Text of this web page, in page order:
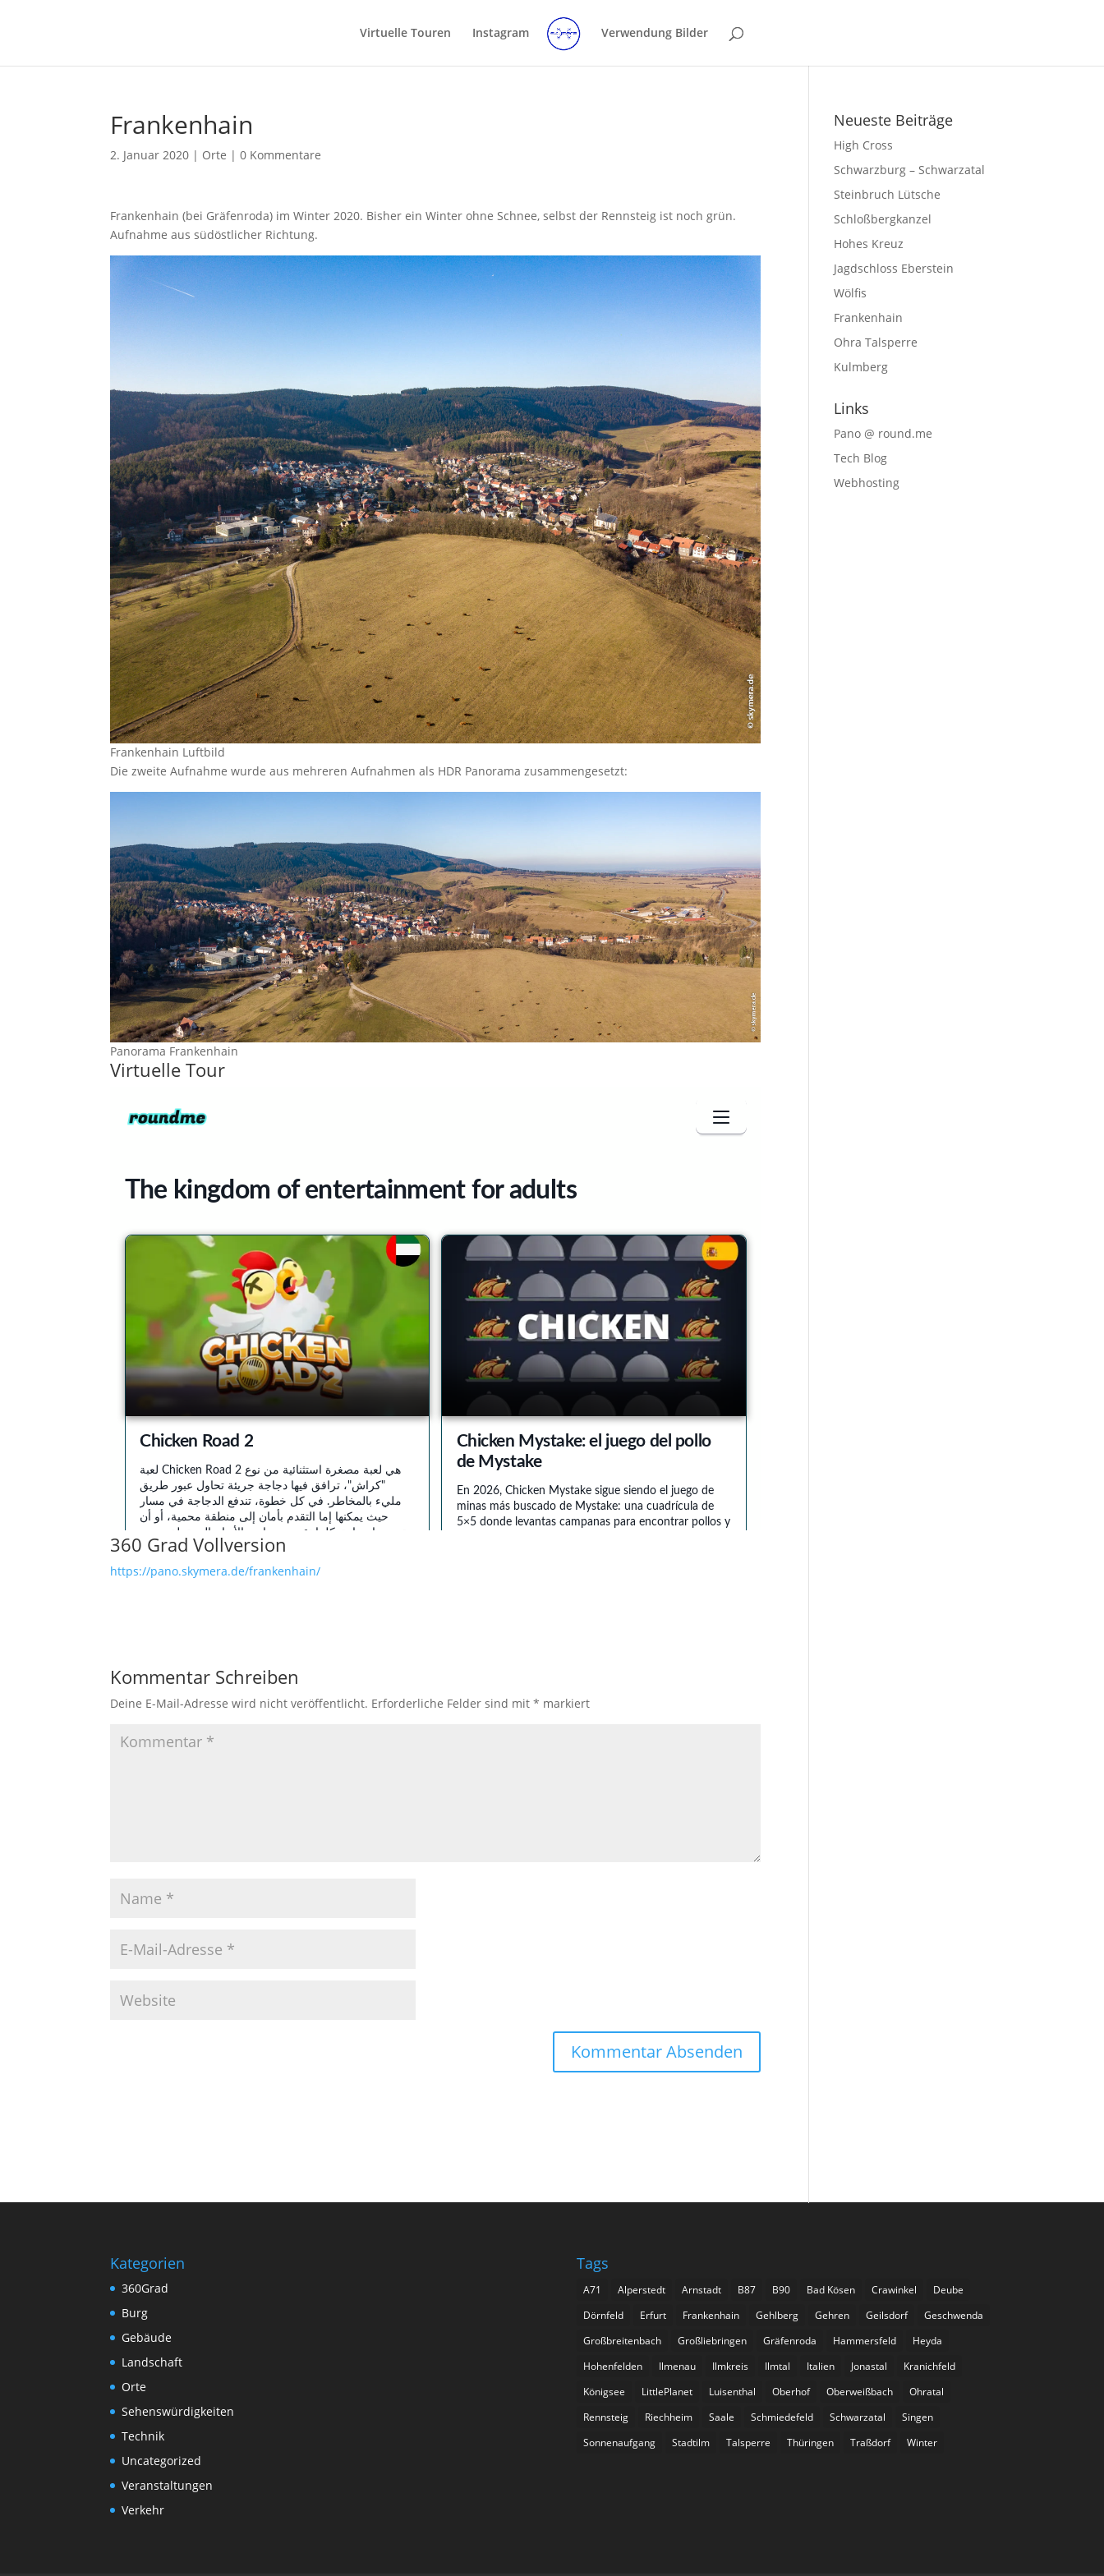
Virtuelle Touren Instagram Verwendung Bilder
Frankenhain
2. Januar 2020 | Orte |0 Kommentare
Frankenhain (bei Gräfenroda) im Winter 2020. Bisher ein Winter ohne Schnee, selbst der Rennsteig ist noch grün.
Aufnahme aus südöstlicher Richtung.
Frankenhain Luftbild
Die zweite Aufnahme wurde aus mehreren Aufnahmen als HDR Panorama zusammengesetzt:
Panorama Frankenhain
Virtuelle Tour
360 Grad Vollversion
https://pano.skymera.de/frankenhain/
Kommentar Schreiben
Deine E-Mail-Adresse wird nicht veröffentlicht. Erforderliche Felder sind mit* markiert
Neueste Beiträge
High Cross
Schwarzburg – Schwarzatal
Steinbruch Lütsche
Schloßbergkanzel
Hohes Kreuz
Jagdschloss Eberstein
Wölfis
Frankenhain
Ohra Talsperre
Kulmberg
Links
Pano @ round.me
Tech Blog
Webhosting
Kategorien
360Grad
Burg
Gebäude
Landschaft
Orte
Sehenswürdigkeiten
Technik
Uncategorized
Veranstaltungen
Verkehr
Tags
A71 Alperstedt Arnstadt B87 B90 Bad Kösen Crawinkel
Deube
Dörnfeld
Erfurt Frankenhain Gehlberg Gehren Geilsdorf
Geschwenda
Großbreitenbach
Großliebringen Gräfenroda Hammersfeld
Heyda
Hohenfelden
Ilmenau Ilmkreis Ilmtal Italien Jonastal
Kranichfeld
Königsee
LittlePlanet Luisenthal Oberhof Oberweißbach
Ohratal
Rennsteig
Riechheim Saale Schmiedefeld Schwarzatal
Singen
Sonnenaufgang
Stadtilm Talsperre Thüringen Traßdorf Winter